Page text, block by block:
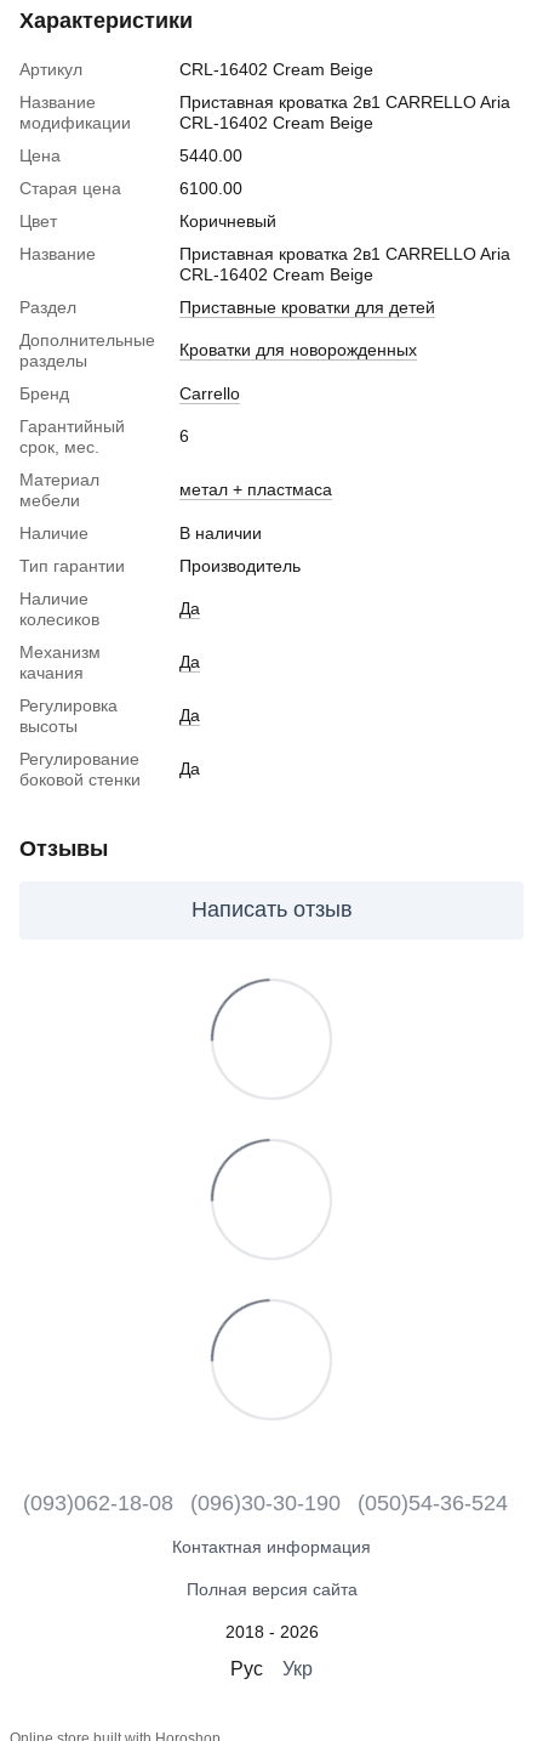
Характеристики
Артикул
CRL-16402 Cream Beige
Название
модификации
Приставная кроватка 2в1 CARRELLO Aria
CRL-16402 Cream Beige
Цена
5440.00
Старая цена
6100.00
Цвет
Коричневый
Название
Приставная кроватка 2в1 CARRELLO Aria
CRL-16402 Cream Beige
Раздел
Приставные кроватки для детей
Дополнительные
разделы
Кроватки для новорожденных
Бренд
Carrello
Гарантийный
срок, мес.
6
Материал
мебели
метал + пластмаса
Наличие
В наличии
Тип гарантии
Производитель
Наличие
колесиков
Да
Механизм
качания
Да
Регулировка
высоты
Да
Регулирование
боковой стенки
Да
Отзывы
Написать отзыв
(093)062-18-08 (096)30-30-190 (050)54-36-524
Контактная информация
Полная версия сайта
2018 - 2026
Рус Укр